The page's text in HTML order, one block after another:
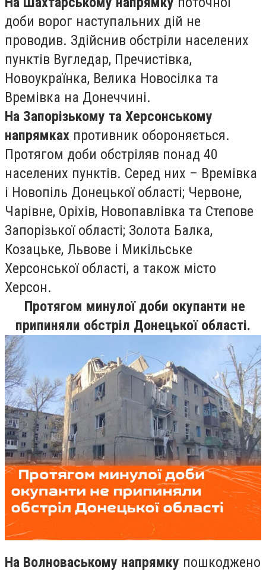
доби ворог наступальних дій не
проводив. Здійснив обстріли населених
пунктів Вугледар, Пречистівка,
Новоукраїнка, Велика Новосілка та
Времівка на Донеччині.
На Запорізькому та Херсонському
напрямках противник обороняється.
Протягом доби обстріляв понад 40
населених пунктів. Серед них – Времівка
і Новопіль Донецької області; Червоне,
Чарівне, Оріхів, Новопавлівка та Степове
Запорізької області; Золота Балка,
Козацьке, Львове і Микільське
Херсонської області, а також місто
Херсон.
Протягом минулої доби окупанти не
припиняли обстріл Донецької області.
На Волноваському напрямку пошкоджено